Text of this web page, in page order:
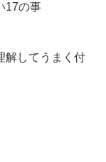
17の事
解してうまく付